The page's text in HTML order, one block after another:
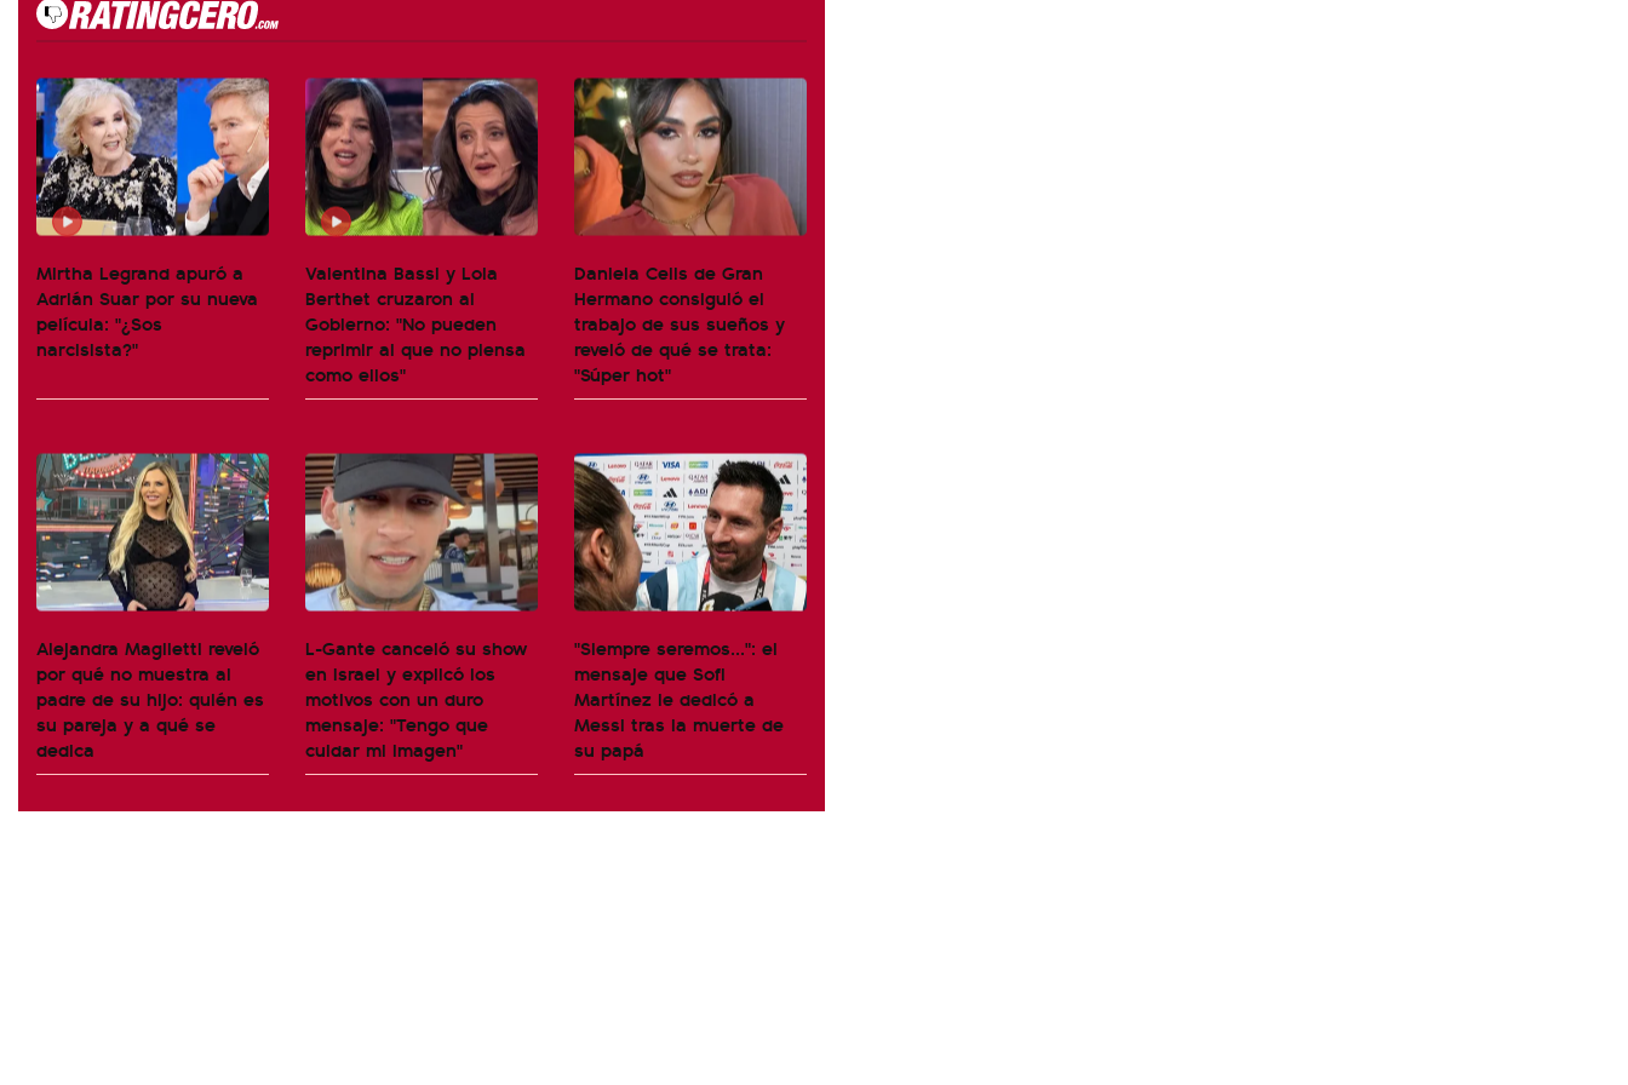
Mirtha Legrand apuró a
Adrián Suar por su nueva
película: "¿Sos
narcisista?"
Valentina Bassi y Lola
Berthet cruzaron al
Gobierno: "No pueden
reprimir al que no piensa
como ellos"
Daniela Celis de Gran
Hermano consiguió el
trabajo de sus sueños y
reveló de qué se trata:
"Súper hot"
Alejandra Maglietti reveló
por qué no muestra al
padre de su hijo: quién es
su pareja y a qué se
dedica
L-Gante canceló su show
en Israel y explicó los
motivos con un duro
mensaje: "Tengo que
cuidar mi imagen"
"Siempre seremos...": el
mensaje que Sofi
Martínez le dedicó a
Messi tras la muerte de
su papá